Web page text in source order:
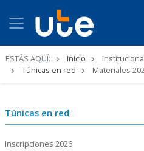
ESTÁS AQUÍ: Inicio
Túnicas en red
Materiales
Túnicas en red
Inscripciones 2026